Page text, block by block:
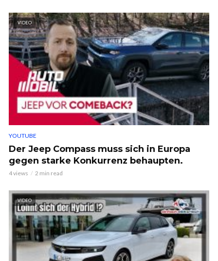
VIDEO
YOUTUBE
Der Jeep Compass muss sich in Europa
gegen starke Konkurrenz behaupten.
4 views 2 min read
VIDEO